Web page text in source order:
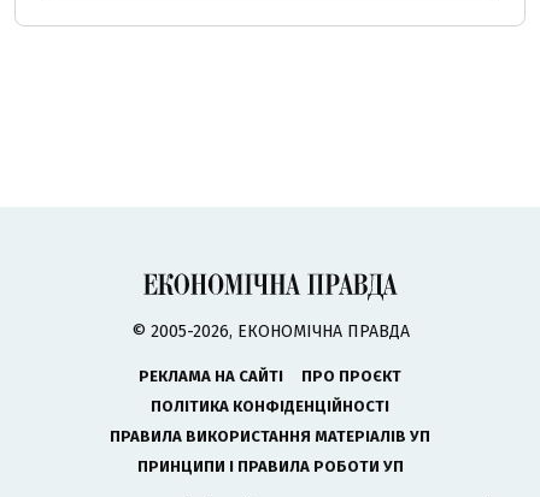
© 2005-2026, ЕКОНОМІЧНА ПРАВДА
РЕКЛАМА НА САЙТІ
ПРО ПРОЄКТ
ПОЛІТИКА КОНФІДЕНЦІЙНОСТІ
ПРАВИЛА ВИКОРИСТАННЯ МАТЕРІАЛІВ УП
ПРИНЦИПИ І ПРАВИЛА РОБОТИ УП